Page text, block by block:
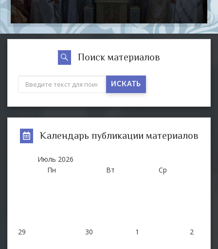
Поиск материалов
ИСКАТЬ
Календарь публикации материалов
Июль 2026
Пн
Вт Ср
29 30 1 2